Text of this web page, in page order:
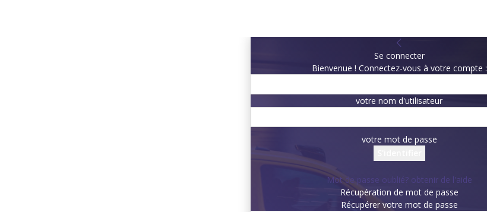
Se connecter
Bienvenue ! Connectez-vous à votre compte :
votre nom d'utilisateur
votre mot de passe
Mot de passe oublié? obtenir de l'aide
Récupération de mot de passe
Récupérer votre mot de passe